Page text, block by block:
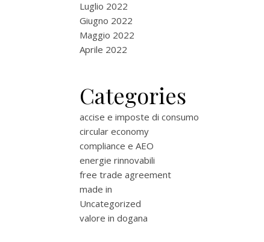
Luglio 2022
Giugno 2022
Maggio 2022
Aprile 2022
Categories
accise e imposte di consumo
circular economy
compliance e AEO
energie rinnovabili
free trade agreement
made in
Uncategorized
valore in dogana